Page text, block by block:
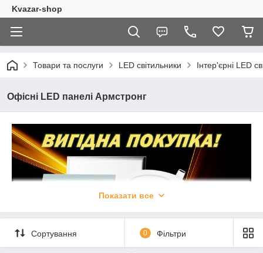
Kvazar-shop
Товари та послуги LED світильники Інтер'єрні LED
Офісні LED панелі Армстронг
Показати все
Сортування 0 Фільтри